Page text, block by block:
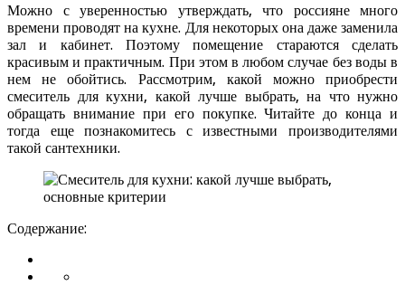
Можно с уверенностью утверждать, что россияне много
времени проводят на кухне. Для некоторых она даже заменила
зал и кабинет. Поэтому помещение стараются сделать
красивым и практичным. При этом в любом случае без воды в
нем не обойтись. Рассмотрим, какой можно приобрести
смеситель для кухни, какой лучше выбрать, на что нужно
обращать внимание при его покупке. Читайте до конца и
тогда еще познакомитесь с известными производителями
такой сантехники.
Содержание: